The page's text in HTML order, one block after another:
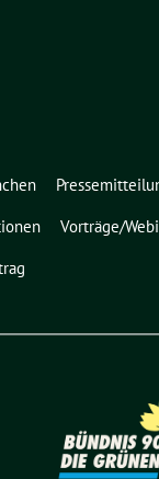
Vorträge/